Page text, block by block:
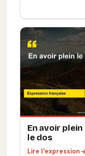
En avoir plein
le dos
Lire l'expression